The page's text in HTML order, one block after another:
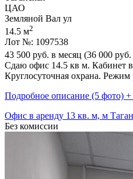
ЦАО
Земляной Вал ул
14.5 м2
Лот №: 1097538
43 500 руб. в месяц (36 000 руб.
Сдаю офис 14.5 кв м. Кабинет в
Круглосуточная охрана. Режим
Подробное описание (5 фото) +
Офис в аренду 13 кв. м, м
Без комиссии